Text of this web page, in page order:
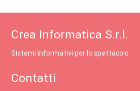
Crea Informatica S.r.l.
Sistemi informativi per lo spettacolo
Contatti